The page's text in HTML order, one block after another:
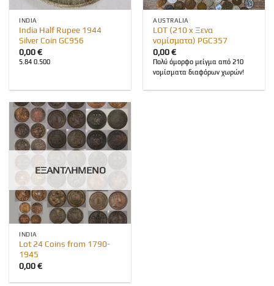
INDIA
India Half Rupee 1944
Silver Coin GC956
0,00€
5.84 0.500
AUSTRALIA
LOT (210 x Ξενα
νομίσματα) PGC357
0,00€
Πολύ όμορφο μείγμα από 210
νομίσματα διαφόρων χωρών!
ΕΞΑΝΤΛΗΜΈΝΟ
INDIA
Lot 24 Coins from 1790-
1945
0,00€